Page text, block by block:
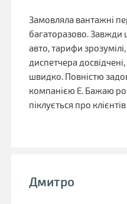
Замовляла вантажні
багаторазово. Завжди
авто, тарифи
диспетчера
швидко. Повністю
компанією Е. Бажаю
піклується про
Дмитро